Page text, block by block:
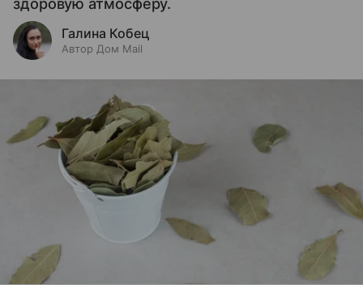
здоровую атмосферу.
Галина Кобец
Автор Дом Mail